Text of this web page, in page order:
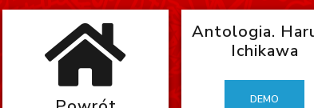
Antologia.
Ichikawa
DEMO